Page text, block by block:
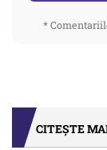
*
CITEȘTE